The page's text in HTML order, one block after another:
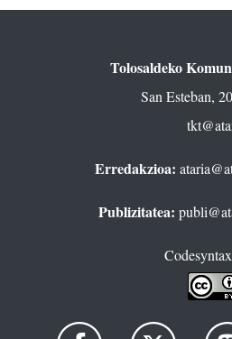
Tolosaldeko
San Esteban,
Erredakzioa:
Publizitatea: